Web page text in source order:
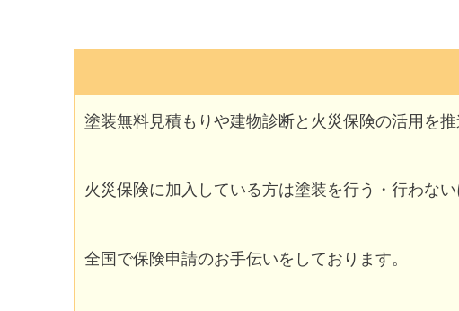
塗装無料見積もりや建物診断と火災保険の活用を推
火災保険に加入している方は塗装を行う・行わない
全国で保険申請のお手伝いをしております。